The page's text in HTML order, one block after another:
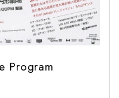
Program